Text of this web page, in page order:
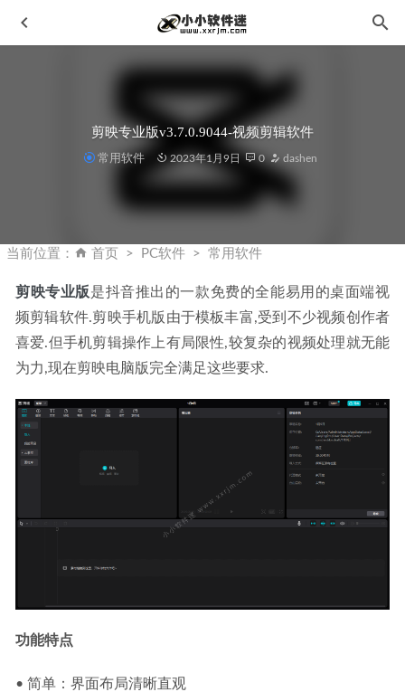
剪映专业版v3.7.0.9044-视频剪辑软件
常用软件 2023年1月9日 0 dashen
当前位置： 首页 PC软件 常用软件
剪映专业版是抖音推出的一款免费的全能易用的桌面端视
频剪辑软件.剪映手机版由于模板丰富,受到不少视频创作者
喜爱.但手机剪辑操作上有局限性,较复杂的视频处理就无能
为力,现在剪映电脑版完全满足这些要求.
功能特点
• 简单：界面布局清晰直观
2024-06-21
2019-11-09
JetBrains PhpStorm 2022.2.1.0 永久激活版 2022-08-22
天正建筑T20V6.0破解版下载地址和安装教程 2020-01-28
【CAD插件】CAD 双线等分（快捷键是：DFT）